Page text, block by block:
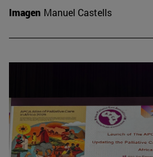
Imagen Manuel Castells